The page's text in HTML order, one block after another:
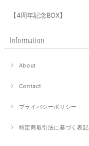
【4周年記念BOX】
Information
About
Contact
プライバシーポリシー
特定商取引法に基づく表記